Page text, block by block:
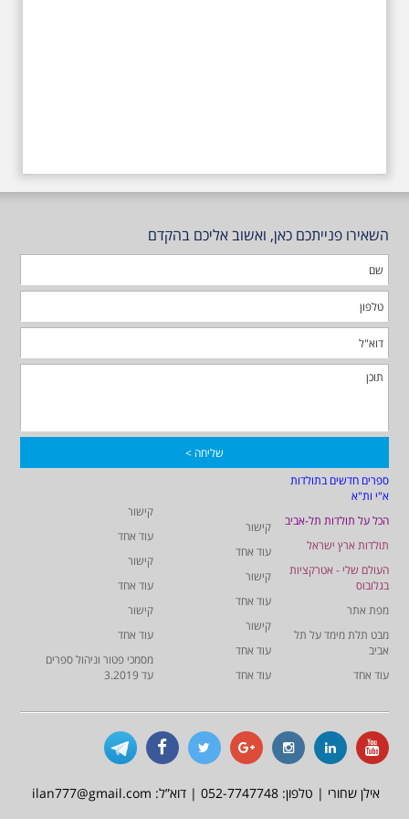
השאירו פנייתכם כאן, ואשוב אליכם בהקדם
ספרים חדשים בתולדות
א"י ות"א
הכל על תולדות תל-אביב
תולדות ארץ ישראל
העולם שלי - אטרקציות
בגלובוס
מפת אתר
מבט תלת מימד על תל
אביב
עוד אחד
קישור
עוד אחד
קישור
עוד אחד
קישור
עוד אחד
עוד אחד
קישור
עוד אחד
קישור
עוד אחד
קישור
עוד אחד
מסמכי פטור וניהול ספרים
עד 3.2019
אילן שחורי | טלפון: 052-7747748 | דוא”ל: ilan777@gmail.com